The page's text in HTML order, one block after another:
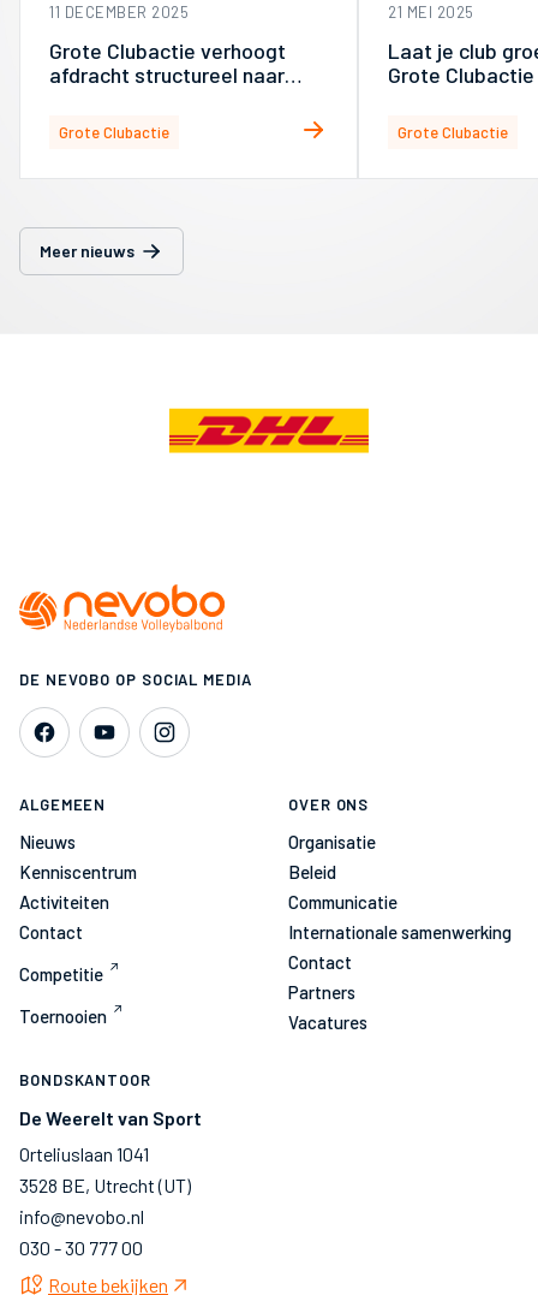
11 DECEMBER 2025
Grote Clubactie verhoogt
afdracht structureel naar
Grote Clubactie
21 MEI 2025
Laat je club
Grote Clubactie
Grote Clubactie
Meer nieuws
DE NEVOBO OP SOCIAL MEDIA
ALGEMEEN
Nieuws
Kenniscentrum
Activiteiten
Contact
Competitie
Toernooien
OVER ONS
Organisatie
Beleid
Communicatie
Internationale samenwerking
Contact
Partners
Vacatures
BONDSKANTOOR
De Weerelt van Sport
Orteliuslaan 1041
3528 BE, Utrecht (UT)
info@nevobo.nl
030 - 30 777 00
Route bekijken